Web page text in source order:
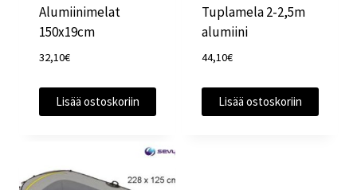
Alumiinimelat
150x19cm
32,10€
Lisää ostoskoriin
Tuplamela 2-2,5m
alumiini
44,10€
Lisää ostoskoriin